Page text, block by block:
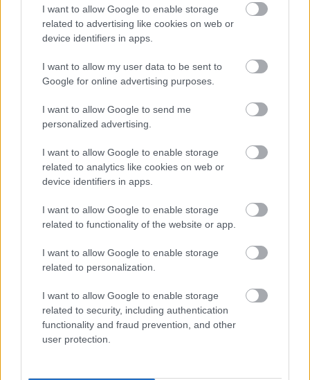
I want to allow Google to enable storage
related to advertising like cookies on web or
device identifiers in apps.
I want to allow my user data to be sent to
Google for online advertising purposes.
I want to allow Google to send me
personalized advertising.
I want to allow Google to enable storage
related to analytics like cookies on web or
device identifiers in apps.
I want to allow Google to enable storage
related to functionality of the website or app.
I want to allow Google to enable storage
related to personalization.
I want to allow Google to enable storage
related to security, including authentication
functionality and fraud prevention, and other
user protection.
“Mindenki kész? - Igenis kapitány!” - nem hiszem,
hogy be kellene mutatni, honnan idéztem, ugyanis
képzeljétek, már húsz éve, hogy először hallottuk ezt
Magyarul csak jóval később, 2010-ben kezdték meg
a folyamatos sugárzását.Az azóta sajnos elhunyt…
Űrdongó - szinkronkritika -